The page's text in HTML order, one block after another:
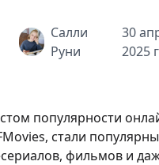
Салли
Руни
30
2025
популярности
стали
фильмов и